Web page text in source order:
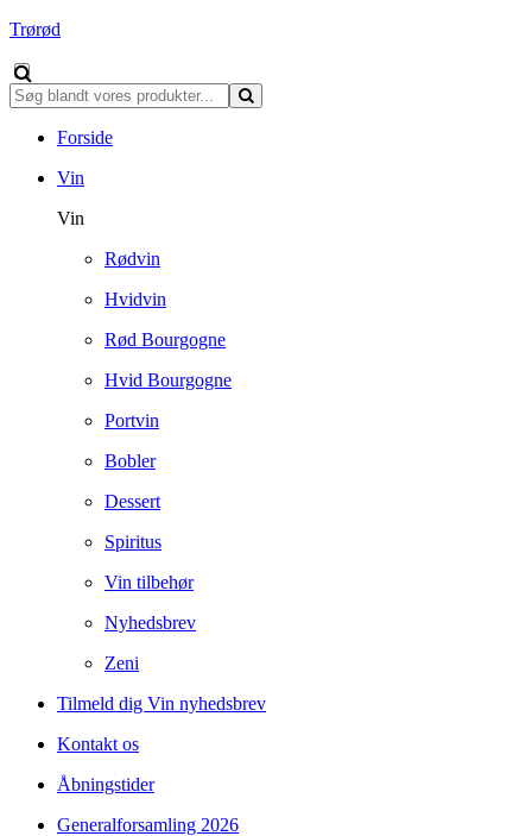
Trørød
Forside
Vin
Vin
Rødvin
Hvidvin
Rød Bourgogne
Hvid Bourgogne
Portvin
Bobler
Dessert
Spiritus
Vin tilbehør
Nyhedsbrev
Zeni
Tilmeld dig Vin nyhedsbrev
Kontakt os
Åbningstider
Generalforsamling 2026